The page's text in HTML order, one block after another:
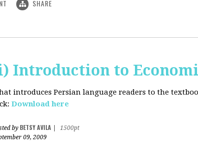
SHARE
Introduction to
introduces Persian language readers to the
Download here
by BETSY AVILA
1500pt
09, 2009